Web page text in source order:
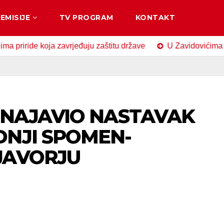
EMISIJE TV PROGRAM KONTAKT
koja zavrjeđuju zaštitu države U Zavidovićima
NASTAVAK
SPOMEN-